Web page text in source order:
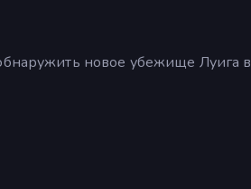
новое убежище Луига в